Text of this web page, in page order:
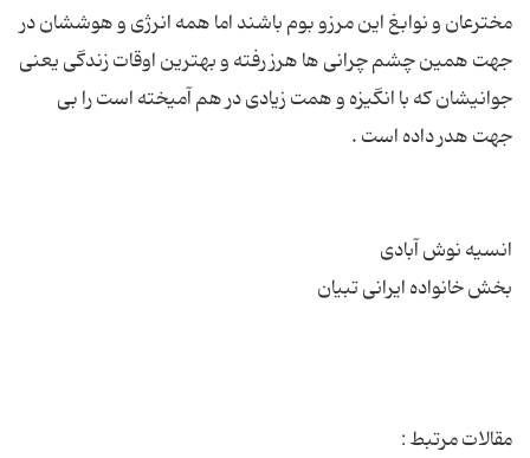
مخترعان و نوابغ این مرزو بوم باشند اما همه انرژی و هوششان در
جهت همین چشم چرانی ها هرز رفته و بهترین اوقات زندگی یعنی
جوانیشان که با انگیزه و همت زیادی در هم آمیخته است را بی